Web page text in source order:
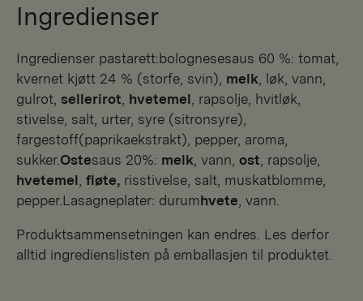
Ingredienser
Ingredienser pastarett:bolognesesaus 60 %: tomat,
kvernet kjøtt 24 % (storfe, svin), melk , løk, vann,
gulrot,sellerirot hvetemel , rapsolje, hvitløk,
stivelse, salt, urter, syre (sitronsyre),
fargestoff(paprikaekstrakt), pepper, aroma,
sukker. Ostesaus 20%: melk , vann,ost , rapsolje,
hvetemel ,fløte, risstivelse, salt, muskatblomme,
pepper.Lasagneplater: durumhvete , vann.
Produktsammensetningen kan endres. Les derfor
alltid ingredienslisten på emballasjen til produktet.